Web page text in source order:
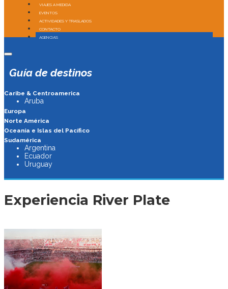
VIAJES A MEDIDA
EVENTOS
ACTIVIDADES Y TRASLADOS
CONTACTO
AGENCIAS
Guía de destinos
Caribe & Centroamerica
Aruba
Europa
Norte América
Oceanía e Islas del Pacífico
Sudamérica
Argentina
Ecuador
Uruguay
Experiencia River Plate